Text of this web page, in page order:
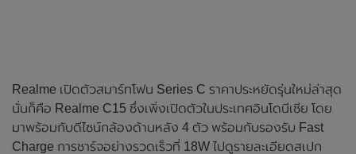
Realme เปิดตัวสมาร์ทโฟน Series C ราคาประหยัดรุ่นใหม่ล่าสุด
นั่นก็คือ Realme C15 ซึ่งเพิ่งเปิดตัวในประเทศอินโดนีเซีย โดย
มาพร้อมกับดีไซน์กล้องด้านหลัง 4 ตัว พร้อมกับรองรับ Fast
Charge การชาร์จอย่างรวดเร็วที่ 18W ไปดูรายละเอียดสเปก